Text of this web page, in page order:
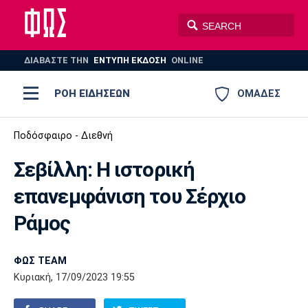
ΔΙΑΒΑΣΤΕ THN ΕΝΤΥΠΗ ΕΚΔΟΣΗ ONLINE
ΟΜΑΔΕΣ
ΡΟΗ ΕΙΔΗΣΕΩΝ
ΠΟΔΟΣΦΑΙΡΟ
ΒΟΛΕΪ ΣΠΟΡ
AUTO-MOTO
Ποδόσφαιρο
Super League 1
Super League 2
Γ Εθνική
Ελλάδα
Μπάσκετ
Ελλάδα
Εθνική
EuroLeague
Ολυμπιακοί Αγώνες
Βόλεϊ
Πόλο
Ολυμπιακός ΑΕΚ ΠΑΟΚ
Παναθηναϊκός Ατρόμητος
Ποδόσφαιρο - Διεθνή
Σεβίλλη: Η ιστορική
επανεμφάνιση του Σέρχιο
Ράμος
ΦΩΣ TEAM
Κυριακή, 17/09/2023 19:55